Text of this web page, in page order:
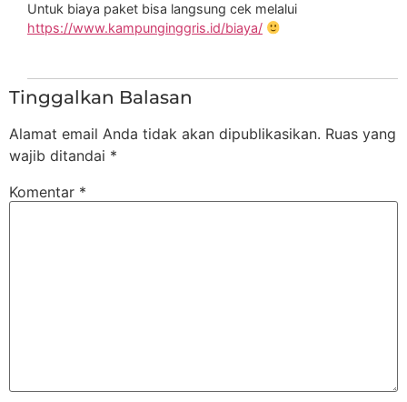
Untuk biaya paket bisa langsung cek melalui
https://www.kampunginggris.id/biaya/
Tinggalkan Balasan
Alamat email Anda tidak akan dipublikasikan. Ruas yang
wajib ditandai *
Komentar *